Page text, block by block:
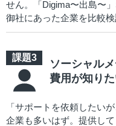
せん。「Digima〜出島〜
御社にあった企業を比較
ソーシャル
費用が知り
「サポートを依頼したい
企業も多いはず。提供し